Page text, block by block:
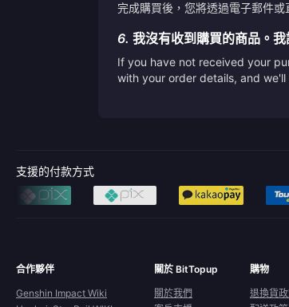
完成購買後，您將透過電子郵件
6. 我沒有收到購買的商品。我
If you have not received your
with your order details, and
支援的付款方式
合作夥伴
Genshin Impact Wiki
關於 BitTopup
關於我們
購物
退換貨